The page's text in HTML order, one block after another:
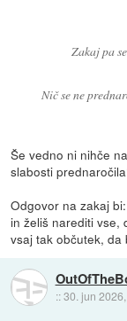
Zakaj pa
Nič se ne
Še vedno ni nihče
slabosti
Odgovor na zakaj
in želiš narediti vse,
vsaj tak občutek,
::30. jun